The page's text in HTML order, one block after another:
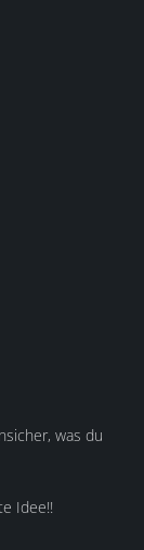
was du
Idee!!